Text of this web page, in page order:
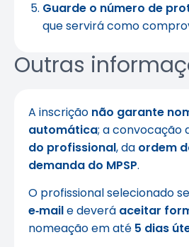
Guarde o número de
que servirá como
Outras
A inscrição não garante
automática; a convocação
do profissional, da ordem
demanda do MPSP.
O profissional selecionado
e‑maile deverá aceitar
nomeação em até 5 dias